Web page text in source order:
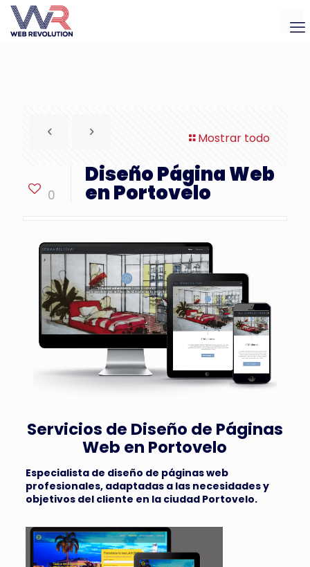
Mostrar todo
0
Diseño Página Web
en Portovelo
Servicios de Diseño de Páginas
Web en Portovelo
Especialista de diseño de páginas web
profesionales, adaptadas a las necesidades y
objetivos del cliente en la ciudad Portovelo.